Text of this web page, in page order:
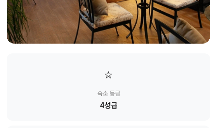
⭐
숙소 등급
4성급